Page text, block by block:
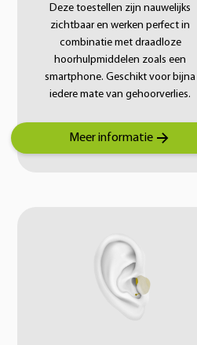
Deze toestellen zijn nauwelijks
zichtbaar en werken perfect in
combinatie met draadloze
hoorhulpmiddelen zoals een
smartphone. Geschikt voor bijna
iedere mate van gehoorverlies.
Meer informatie